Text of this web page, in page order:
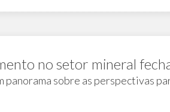
no setor mineral
panorama sobre as perspectivas